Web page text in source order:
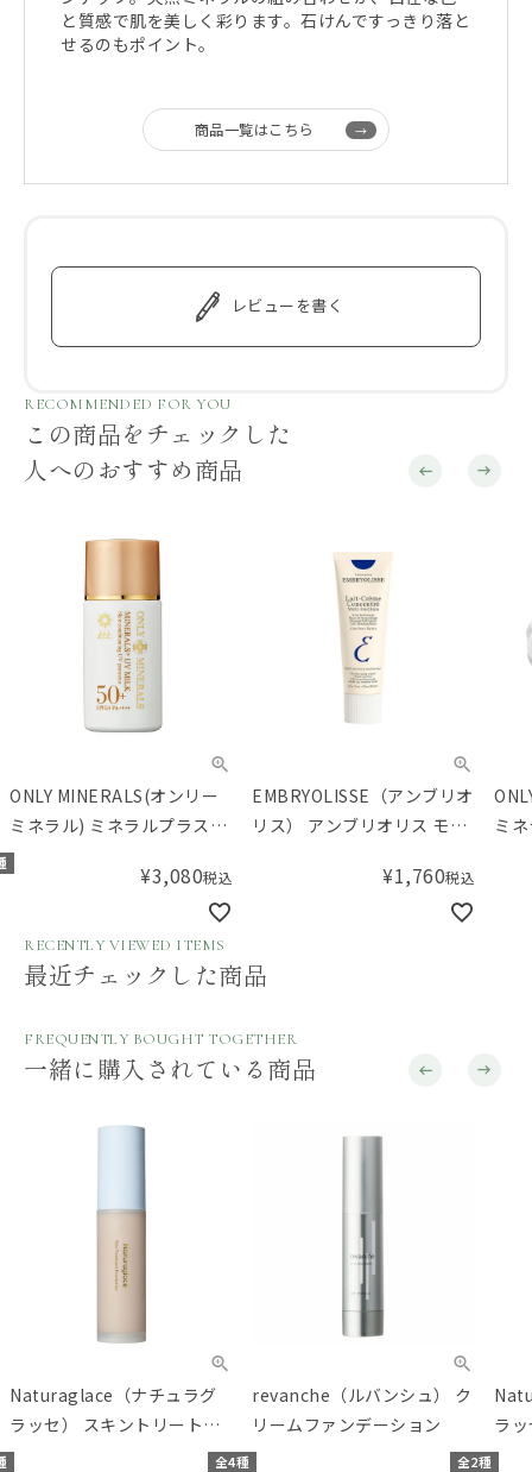
と質感で肌を美しく彩ります。石けんですっきり落と
せるのもポイント。
商品一覧はこちら
レビューを書く
RECOMMENDED FOR YOU
この商品をチェックした
人へのおすすめ商品
ONLY MINERALS(オンリー
ミネラル) ミネラルプラス
UVミルク
¥3,080税込
EMBRYOLISSE（アンブリオ
リス） アンブリオリス モイ
¥1,760税込
ミ
RECENTLY VIEWED ITEMS
最近チェックした商品
FREQUENTLY BOUGHT TOGETHER
一緒に購入されている商品
Naturaglace（ナチュラグ
ラッセ） スキントリートメ
ントファンデーション
全4種
revanche（ルバンシュ） ク
リームファンデーション
全2種
ラ
ー